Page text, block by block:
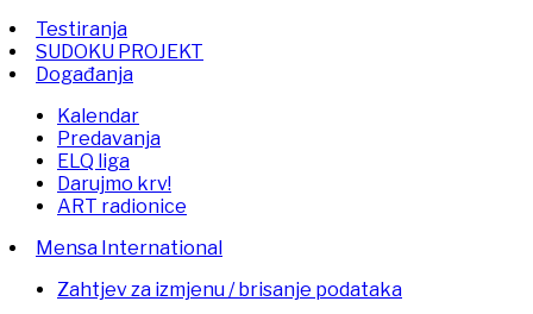
Testiranja
SUDOKU PROJEKT
Događanja
Kalendar
Predavanja
ELQ liga
Darujmo krv!
ART radionice
Mensa International
Zahtjev za izmjenu / brisanje podataka